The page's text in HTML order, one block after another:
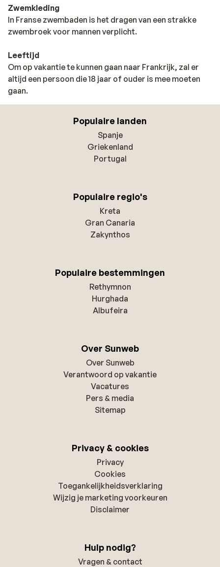
Zwemkleding
In Franse zwembaden is het dragen van een strakke
zwembroek voor mannen verplicht.
Leeftijd
Om op vakantie te kunnen gaan naar Frankrijk, zal er
altijd een persoon die 18 jaar of ouder is mee moeten
gaan.
Populaire landen
Spanje
Griekenland
Portugal
Populaire regio's
Kreta
Gran Canaria
Zakynthos
Populaire bestemmingen
Rethymnon
Hurghada
Albufeira
Over Sunweb
Over Sunweb
Verantwoord op vakantie
Vacatures
Pers & media
Sitemap
Privacy & cookies
Privacy
Cookies
Toegankelijkheidsverklaring
Wijzig je marketing voorkeuren
Disclaimer
Hulp nodig?
Vragen & contact